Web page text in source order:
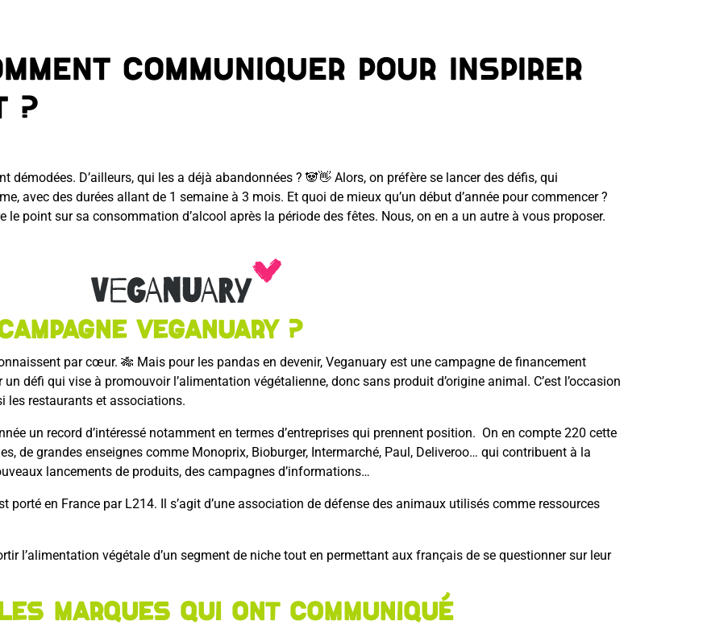
communiquer pour inspirer
?
démodées. D’ailleurs, qui les a déjà abandonnées ? 🐼👋 Alors, on préfère se lancer des défis, qui
avec des durées allant de 1 semaine à 3 mois. Et quoi de mieux qu’un début d’année pour commencer ?
le point sur sa consommation d’alcool après la période des fêtes. Nous, on en a un autre à vous proposer.
Veganuary ?
par cœur. 🎋 Mais pour les pandas en devenir, Veganuary est une campagne de financement
défi qui vise à promouvoir l’alimentation végétalienne, donc sans produit d’origine animal. C’est l’occasion
les restaurants et associations.
un record d’intéressé notamment en termes d’entreprises qui prennent position. On en compte 220 cette
de grandes enseignes comme Monoprix, Bioburger, Intermarché, Paul, Deliveroo… qui contribuent à la
lancements de produits, des campagnes d’informations…
porté en France par L214. Il s’agit d’une association de défense des animaux utilisés comme ressources
l’alimentation végétale d’un segment de niche tout en permettant aux français de se questionner sur leur
marques qui ont communiqué